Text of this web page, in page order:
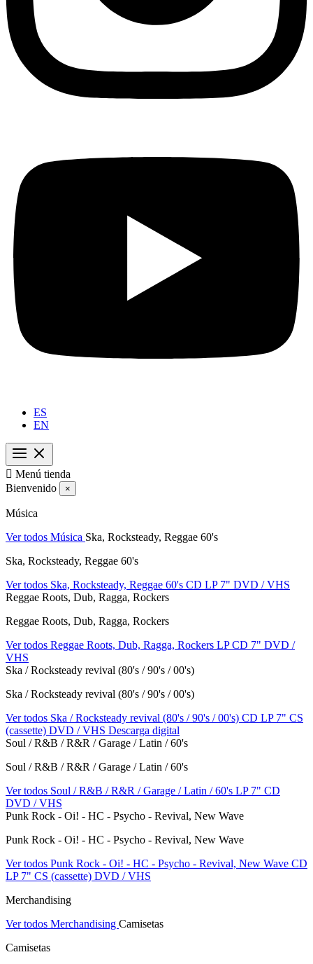
ES
EN
 Menú tienda
Bienvenido
×
Música
Ver todos Música Ska, Rocksteady, Reggae 60's
Ska, Rocksteady, Reggae 60's
Ver todos Ska, Rocksteady, Reggae 60's CD LP 7" DVD / VHS
Reggae Roots, Dub, Ragga, Rockers
Reggae Roots, Dub, Ragga, Rockers
Ver todos Reggae Roots, Dub, Ragga, Rockers LPCD 7" DVD /
VHS
Ska / Rocksteady revival (80's / 90's / 00's)
Ska / Rocksteady revival (80's / 90's / 00's)
Ver todos Ska / Rocksteady revival (80's / 90's / 00's) CD LP 7" CS
(cassette) DVD / VHS Descarga digital
Soul / R&B / R&R / Garage / Latin / 60's
Soul / R&B / R&R / Garage / Latin / 60's
Ver todos Soul / R&B / R&R / Garage / Latin / 60's LP 7" CD
DVD / VHS
Punk Rock - Oi! - HC - Psycho - Revival, New Wave
Punk Rock - Oi! - HC - Psycho - Revival, New Wave
Ver todos Punk Rock - Oi! - HC - Psycho - Revival, New Wave CD
LP 7" CS (cassette) DVD / VHS
Merchandising
Ver todos Merchandising Camisetas
Camisetas